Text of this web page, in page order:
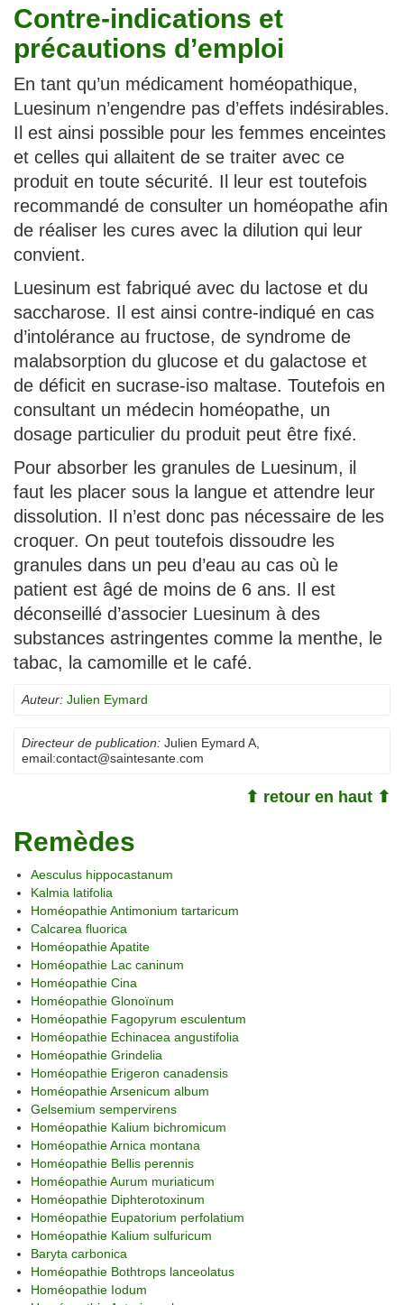
Contre-indications et
précautions d’emploi
En tant qu’un médicament homéopathique,
Luesinum n’engendre pas d’effets indésirables.
Il est ainsi possible pour les femmes enceintes
et celles qui allaitent de se traiter avec ce
produit en toute sécurité. Il leur est toutefois
recommandé de consulter un homéopathe afin
de réaliser les cures avec la dilution qui leur
convient.
Luesinum est fabriqué avec du lactose et du
saccharose. Il est ainsi contre-indiqué en cas
d’intolérance au fructose, de syndrome de
malabsorption du glucose et du galactose et
de déficit en sucrase-iso maltase. Toutefois en
consultant un médecin homéopathe, un
dosage particulier du produit peut être fixé.
Pour absorber les granules de Luesinum, il
faut les placer sous la langue et attendre leur
dissolution. Il n’est donc pas nécessaire de les
croquer. On peut toutefois dissoudre les
granules dans un peu d’eau au cas où le
patient est âgé de moins de 6 ans. Il est
déconseillé d’associer Luesinum à des
substances astringentes comme la menthe, le
tabac, la camomille et le café.
Auteur: Julien Eymard
Directeur de publication: Julien Eymard A
email:contact@saintesante.com
⬆ retour en haut ⬆
Remèdes
Aesculus hippocastanum
Kalmia latifolia
Homéopathie Antimonium tartaricum
Calcarea fluorica
Homéopathie Apatite
Homéopathie Lac caninum
Homéopathie Cina
Homéopathie Glonoïnum
Homéopathie Fagopyrum esculentum
Homéopathie Echinacea angustifolia
Homéopathie Grindelia
Homéopathie Erigeron canadensis
Homéopathie Arsenicum album
Gelsemium sempervirens
Homéopathie Kalium bichromicum
Homéopathie Arnica montana
Homéopathie Bellis perennis
Homéopathie Aurum muriaticum
Homéopathie Diphterotoxinum
Homéopathie Eupatorium perfolatium
Homéopathie Kalium sulfuricum
Baryta carbonica
Homéopathie Bothtrops lanceolatus
Homéopathie Iodum